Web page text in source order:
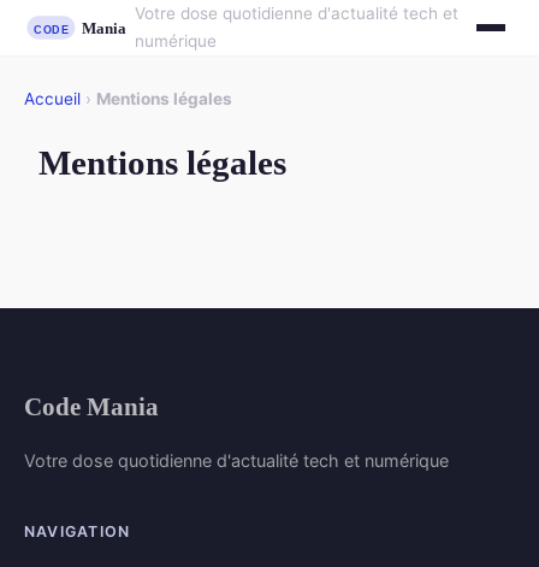
Votre dose quotidienne d'actualité tech et
numérique
Accueil › Mentions légales
Mentions légales
Code Mania
Votre dose quotidienne d'actualité tech et numérique
NAVIGATION